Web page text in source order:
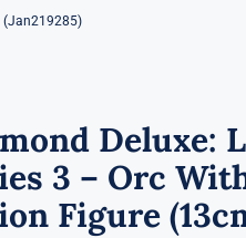
(Jan219285)
Deluxe:
3 – Orc
Figure